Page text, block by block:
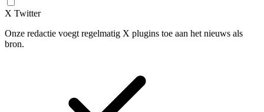
X Twitter
Onze redactie voegt regelmatig X plugins toe aan het nieuws als
bron.